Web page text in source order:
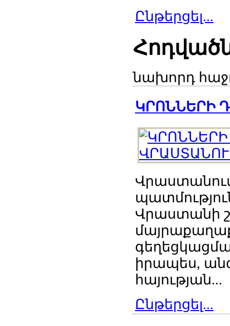
Ընթերցել...
նախորդ
ԿՐՈՆՆԵՐԻ
Վրաստանում
Վրաստանի
իրապես,
հայության...
Ընթերցել...